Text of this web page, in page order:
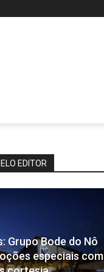
EDITOR
Grupo Bode do Nô
especiais com